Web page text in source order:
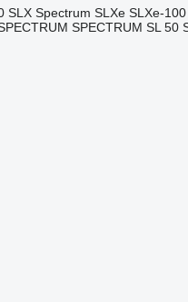
SLX Spectrum SLXe SLXe-100
SPECTRUM SL 50